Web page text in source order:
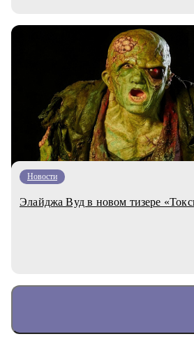
Новости
Элайджа Вуд в новом тизере